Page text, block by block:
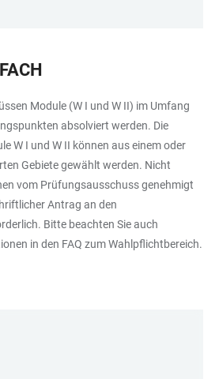
Module (W I und W II) im Umfang
absolviert werden. Die
W I und W II können aus einem oder
Gebiete gewählt werden. Nicht
vom Prüfungsausschuss genehmigt
Antrag an den
Bitte beachten Sie auch
in den FAQ zum Wahlpflichtbereich.